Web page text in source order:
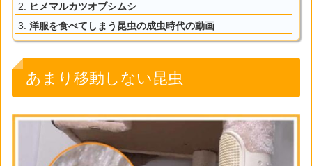
ヒメマルカツオブシムシ
洋服を食べてしまう昆虫の成虫時代の動画
あまり移動しない昆虫